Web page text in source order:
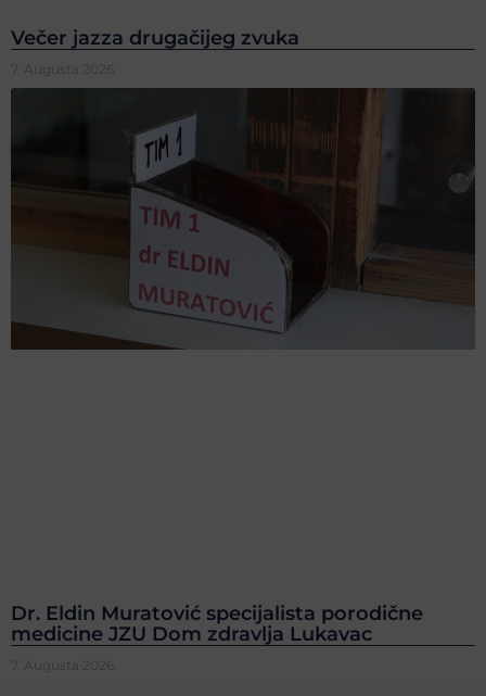
Večer jazza drugačijeg zvuka
7. Augusta 2026.
Dr. Eldin Muratović specijalista porodične
medicine JZU Dom zdravlja Lukavac
7. Augusta 2026.